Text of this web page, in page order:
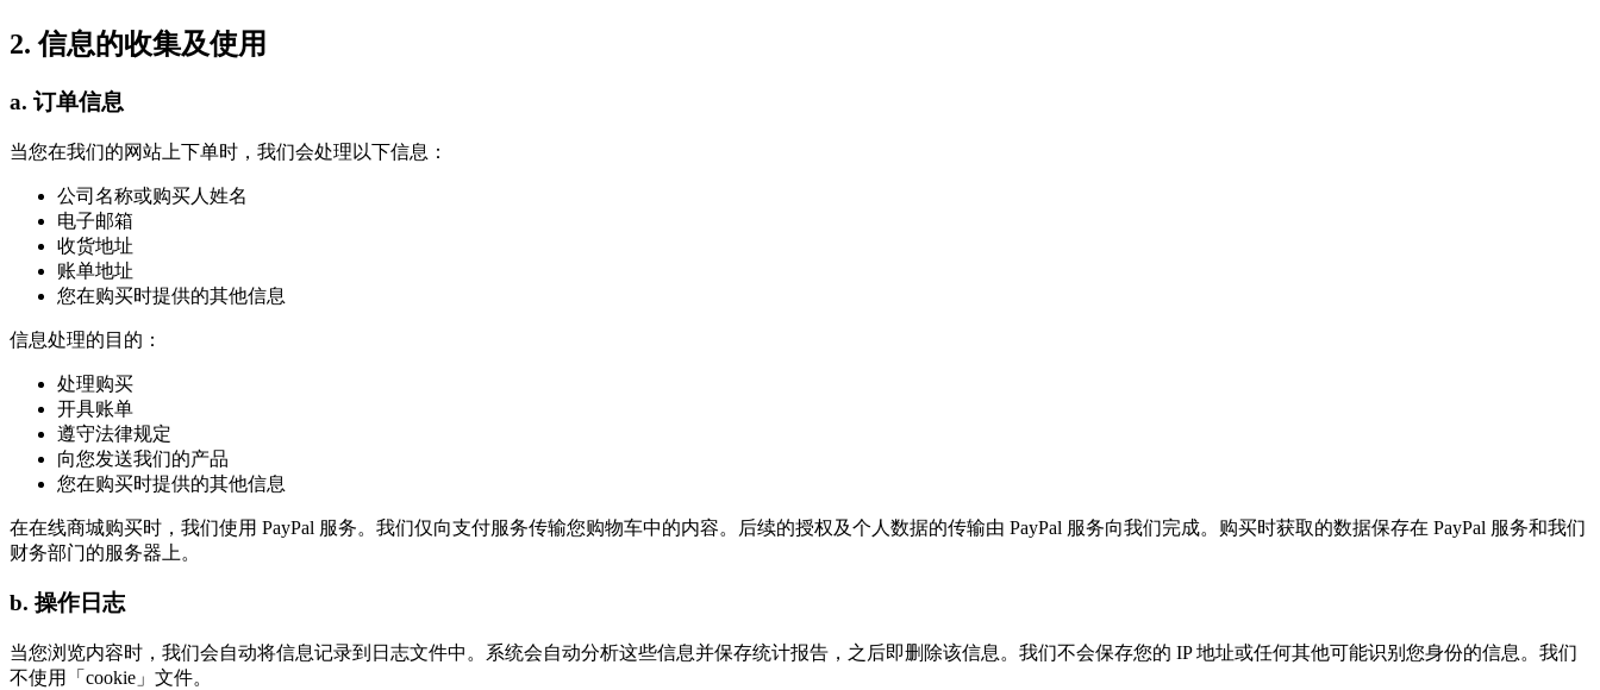
2. 信息的收集及使用
a. 订单信息
当您在我们的网站上下单时，我们会处理以下信息：
公司名称或购买人姓名
电子邮箱
收货地址
账单地址
您在购买时提供的其他信息
信息处理的目的：
处理购买
开具账单
遵守法律规定
向您发送我们的产品
您在购买时提供的其他信息
在在线商城购买时，我们使用 PayPal 服务。我们仅向支付服务传输您购物车中的内容。后续的授权及个人数据的传输由 PayPal 服务向我们完成。购买时获取的数据保存在 PayPal 服务和我们
财务部门的服务器上。
b. 操作日志
当您浏览内容时，我们会自动将信息记录到日志文件中。系统会自动分析这些信息并保存统计报告，之后即删除该信息。我们不会保存您的 IP 地址或任何其他可能识别您身份的信息。我们
不使用「cookie」文件。